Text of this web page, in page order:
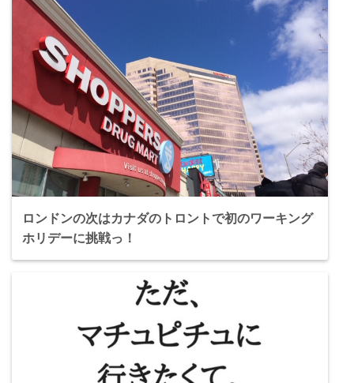
ロンドンの次はカナダのトロントで初のワーキング
ホリデーに挑戦っ！